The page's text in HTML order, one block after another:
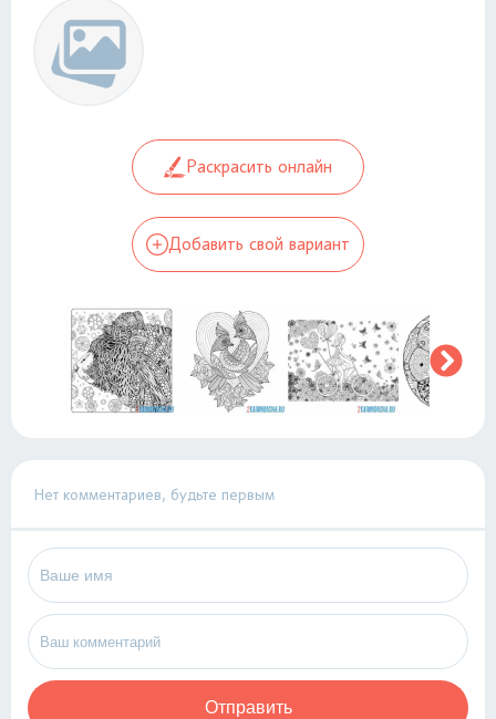
Раскрасить онлайн
Добавить свой вариант
Нет комментариев, будьте первым
Отправить